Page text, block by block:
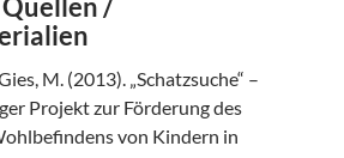
/
M. (2013). „Schatzsuche“ –
Projekt zur Förderung des
von Kindern in